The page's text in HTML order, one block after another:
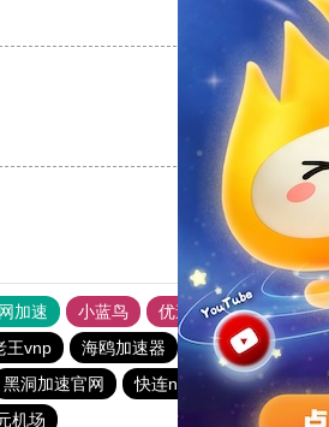
加速 小蓝鸟 优途加速器官网 风
王vnp
海鸥加速器 黑洞加速官网
黑洞加速官网
快连npv加速器
快橙
机场